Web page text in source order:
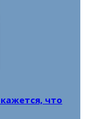
что